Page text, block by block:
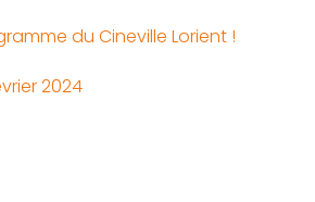
du Cineville Lorient !
2024